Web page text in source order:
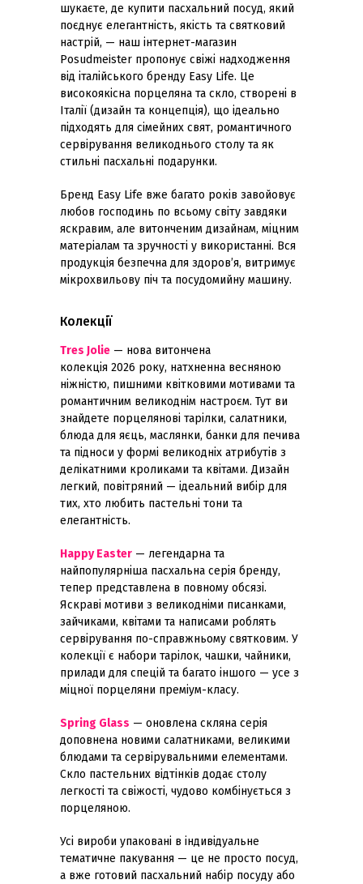
шукаєте, де купити пасхальний посуд, який
поєднує елегантність, якість та святковий
настрій, — наш інтернет-магазин
Posudmeister пропонує свіжі надходження
від італійського бренду Easy Life. Це
високоякісна порцеляна та скло, створені в
Італії (дизайн та концепція), що ідеально
підходять для сімейних свят, романтичного
сервірування великоднього столу та як
стильні пасхальні подарунки.
Бренд Easy Life вже багато років завойовує
любов господинь по всьому світу завдяки
яскравим, але витонченим дизайнам, міцним
матеріалам та зручності у використанні. Вся
продукція безпечна для здоров’я, витримує
мікрохвильову піч та посудомийну машину.
Колекції
Tres Jolie — нова витончена
колекція 2026 року, натхненна весняною
ніжністю, пишними квітковими мотивами та
романтичним великоднім настроєм. Тут ви
знайдете порцелянові тарілки, салатники,
блюда для яєць, маслянки, банки для печива
та підноси у формі великодніх атрибутів з
делікатними кроликами та квітами. Дизайн
легкий, повітряний — ідеальний вибір для
тих, хто любить пастельні тони та
елегантність.
Happy Easter — легендарна та
найпопулярніша пасхальна серія бренду,
тепер представлена в повному обсязі.
Яскраві мотиви з великодніми писанками,
зайчиками, квітами та написами роблять
сервірування по-справжньому святковим. У
колекції є набори тарілок, чашки, чайники,
прилади для спецій та багато іншого — усе з
міцної порцеляни преміум-класу.
Spring Glass — оновлена скляна серія
доповнена новими салатниками, великими
блюдами та сервірувальними елементами.
Скло пастельних відтінків додає столу
легкості та свіжості, чудово комбінується з
порцеляною.
Усі вироби упаковані в індивідуальне
тематичне пакування — це не просто посуд,
а вже готовий пасхальний набір посуду або